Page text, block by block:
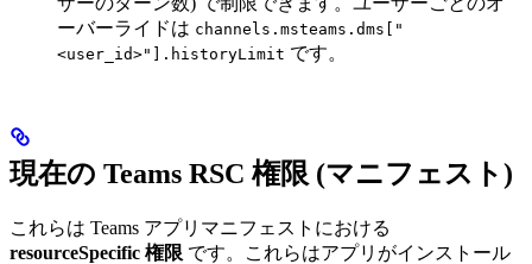
ーバーライドは channels.msteams.dms["
<user_id>"].historyLimit です。
現在の Teams RSC 権限 (マニフェスト)
これらは Teams アプリマニフェストにおける
resourceSpecific 権限 です。これらはアプリがインストール